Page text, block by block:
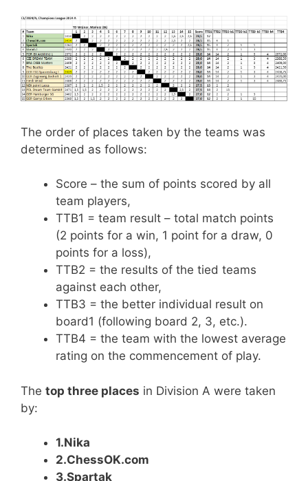
The order of places taken by the teams was
determined as follows:
Score – the sum of points scored by all
team players,
TTB1 = team result – total match points
(2 points for a win, 1 point for a draw, 0
points for a loss),
TTB2 = the results of the tied teams
against each other,
TTB3 = the better individual result on
board1 (following board 2, 3, etc.).
TTB4 = the team with the lowest average
rating on the commencement of play.
The top three places in Division A were taken
by:
1.Nika
2.ChessOK.com
3.Spartak